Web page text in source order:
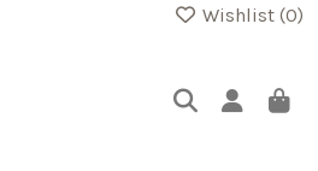
Wishlist (0)